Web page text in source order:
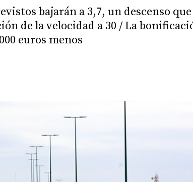
bajarán a 3,7, un descenso
de la velocidad a 30 / La
euros menos